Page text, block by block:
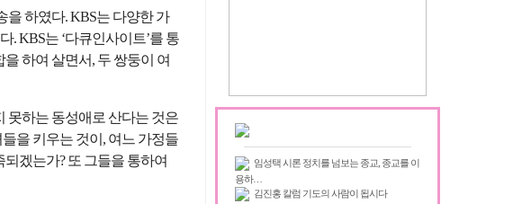
을 하였다. KBS는 다양한 가
. KBS는 ‘다큐인사이트’를 통
하여 살면서, 두 쌍둥이 여
못하는 동성애로 산다는 것은
을 키우는 것이, 여느 가정들
겠는가? 또 그들을 통하여
임성택 시론 정치를 넘보는 종교, 종교를 이
용하…
김진홍 칼럼 기도의 사람이 됩시다